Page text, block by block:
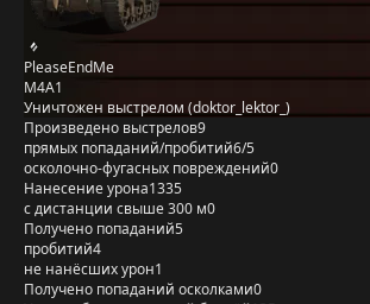
PleaseEndMe
M4A1
Уничтожен выстрелом (doktor_lektor_)
Произведено выстрелов9
прямых попаданий/пробитий6/5
осколочно-фугасных повреждений0
Нанесение урона1335
с дистанции свыше 300 м0
Получено попаданий5
пробитий4
не нанёсших урон1
Получено попаданий осколками0